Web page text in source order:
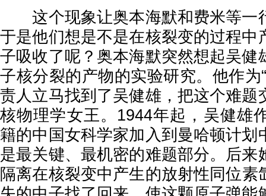
这个现象让奥本海默和费米等一
于是他们想是不是在核裂变的过程中
子吸收了呢？奥本海默突然想起吴健
子核分裂的产物的实验研究。他作为
责人立马找到了吴健雄，把这个难题
核物理学女王。1944年起，吴健雄
籍的中国女科学家加入到曼哈顿计
是最关键、最机密的难题部分。后来
隔离在核裂变中产生的放射性同位素